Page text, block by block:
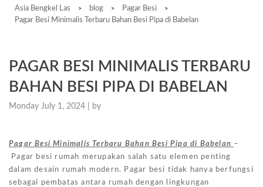
Asia Bengkel Las > blog > Pagar Besi >
Pagar Besi Minimalis Terbaru Bahan Besi Pipa di Babelan
PAGAR BESI MINIMALIS TERBARU
BAHAN BESI PIPA DI BABELAN
Monday July 1, 2024 | by
Pagar Besi Minimalis Terbaru Bahan Besi Pipa di Babelan –
Pagar besi rumah merupakan salah satu elemen penting
dalam desain rumah modern. Pagar besi tidak hanya berfungsi
sebagai pembatas antara rumah dengan lingkungan